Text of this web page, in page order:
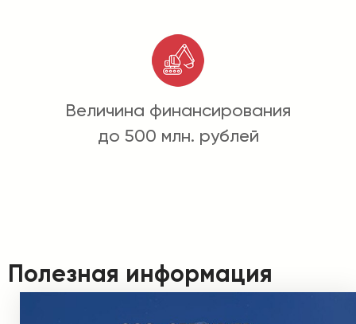
Величина финансирования
до 500 млн. рублей
Полезная информация